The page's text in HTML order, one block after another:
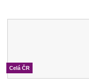
Celá ČR